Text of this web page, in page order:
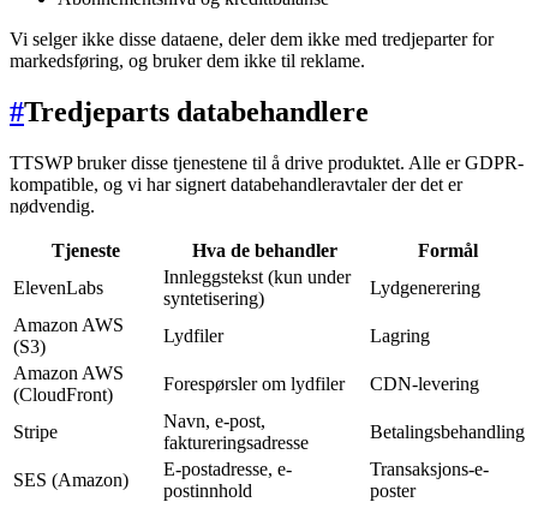
Vi selger ikke disse dataene, deler dem ikke med tredjeparter for
markedsføring, og bruker dem ikke til reklame.
#Tredjeparts databehandlere
TTSWP bruker disse tjenestene til å drive produktet. Alle er GDPR-
kompatible, og vi har signert databehandleravtaler der det er
nødvendig.
Tjeneste Hva de behandler
Formål
ElevenLabs
Innleggstekst (kun under
syntetisering)
Lydgenerering
Amazon AWS
(S3)
Lydfiler
Lagring
Amazon AWS
(CloudFront)
Forespørsler om lydfiler CDN-levering
Stripe
Navn, e-post,
faktureringsadresse
Betalingsbehandling
SES (Amazon)
E-postadresse, e-
postinnhold
Transaksjons-e-
poster